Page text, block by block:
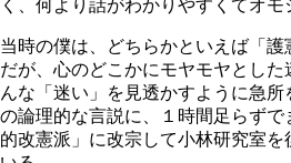
く、何より話がわかりやすくてオモ
当時の僕は、どちらかといえば「
だが、心のどこかにモヤモヤとし
んな「迷い」を見透かすように急
の論理的な言説に、１時間足らず
的改憲派」に改宗して小林研究室